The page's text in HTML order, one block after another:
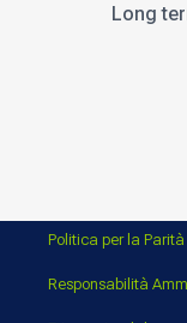
Long
Politica per la
Responsabilità